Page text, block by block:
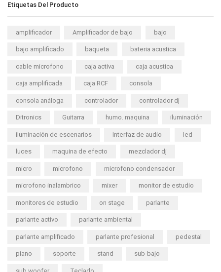
Etiquetas Del Producto
amplificador Amplificador de bajo bajo
bajo amplificado baqueta bateria acustica
cable microfono caja activa caja acustica
caja amplificada caja RCF consola
consola análoga controlador controlador dj
Ditronics Guitarra humo. maquina iluminación
iluminación de escenarios Interfaz de audio led
luces maquina de efecto mezclador dj
micro microfono microfono condensador
microfono inalambrico mixer monitor de estudio
monitores de estudio on stage parlante
parlante activo parlante ambiental
parlante amplificado parlante profesional pedestal
piano soporte stand sub-bajo